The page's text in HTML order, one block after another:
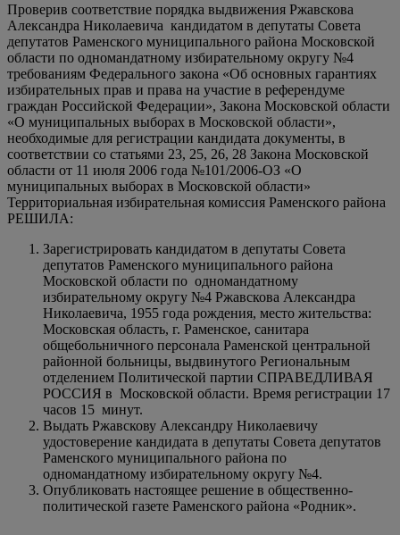
Проверив соответствие порядка выдвижения Ржавскова
Александра Николаевича кандидатом в депутаты Совета
депутатов Раменского муниципального района Московской
области по одномандатному избирательному округу №4
требованиям Федерального закона «Об основных гарантиях
избирательных прав и права на участие в референдуме
граждан Российской Федерации», Закона Московской области
«О муниципальных выборах в Московской области»,
необходимые для регистрации кандидата документы, в
соответствии со статьями 23, 25, 26, 28 Закона Московской
области от 11 июля 2006 года №101/2006-ОЗ «О
муниципальных выборах в Московской области»
Территориальная избирательная комиссия Раменского района
РЕШИЛА:
Зарегистрировать кандидатом в депутаты Совета
депутатов Раменского муниципального района
Московской области по одномандатному
избирательному округу №4 Ржавскова Александра
Николаевича, 1955 года рождения, место жительства:
Московская область, г. Раменское, санитара
общебольничного персонала Раменской центральной
районной больницы, выдвинутого Региональным
отделением Политической партии СПРАВЕДЛИВАЯ
РОССИЯ в Московской области. Время регистрации 17
часов 15 минут.
Выдать Ржавскову Александру Николаевичу
удостоверение кандидата в депутаты Совета депутатов
Раменского муниципального района по
одномандатному избирательному округу №4.
Опубликовать настоящее решение в общественно-
политической газете Раменского района «Родник».